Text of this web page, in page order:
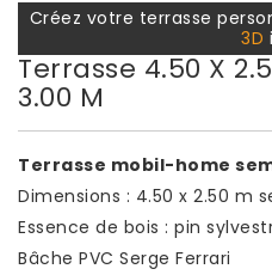
Créez votre terrasse
3D
Terrasse 4.50 X
3.00 M
Terrasse mobil-home
Dimensions : 4.50 x 2.50 m
Essence de bois : pin
Bâche PVC Serge Ferrari